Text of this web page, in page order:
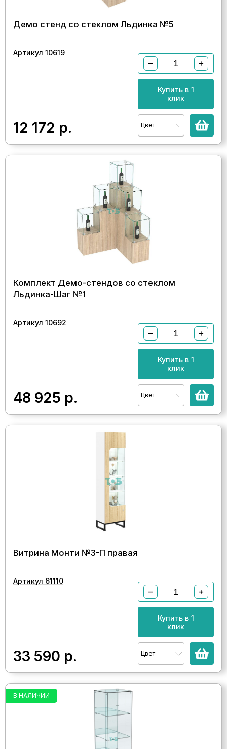
Демо стенд со стеклом Льдинка №5
Артикул 10619
12 172 р.
− +
Купить в 1
клик
Цвет
Комплект Демо-стендов со стеклом
Льдинка-Шаг №1
Артикул 10692
48 925 р.
− +
Купить в 1
клик
Цвет
Витрина Монти №3-П правая
Артикул 61110
33 590 р.
− +
Купить в 1
клик
Цвет
В НАЛИЧИИ